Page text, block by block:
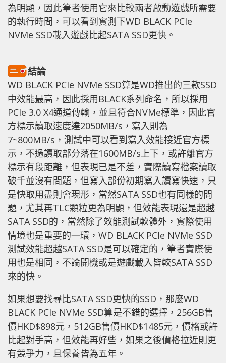
為明顯，因此筆者使用它來比較兩者啟動遊戲所需要
的執行時間，可以看到實測下WD BLACK PCIe
NVMe SSD載入遊戲比起SATA SSD更快。
結論
WD BLACK PCIe NVMe SSD算是WD推出的三款SSD
中效能最高，因此採用BLACK系列命名，所以採用
PCIe 3.0 X4通道傳輸，並且符合NVMe標準，因此官
方標示讀取速度達2050MB/s，寫入則為
7~800MB/s，測試中可以看到寫入效能接近官方標
示，不過讀取部分落在1600MB/s上下，或許離官方
標示有段距離，但表現已是不差，實際讀寫檔案讀取
破千並沒有問題，但寫入部份初期寫入讀寫快速，只
是快取用盡則會現形，當然SATA SSD也有同樣的問
題，尤其再TLC顆粒更為明顯，但效能表現還是超越
SATA SSD的，當然除了效能測試軟體外，實際使用
情境也是重要的一環，WD BLACK PCIe NVMe SSD
測試效能超越SATA SSD是可以確定的，筆者實際使
用也是相同，不論開機或是遊戲載入皆較SATA SSD
來的快。
如果想要找尋比SATA SSD更快的SSD，那麼WD
BLACK PCIe NVMe SSD算是不錯的選擇，256GB售
價HKD$898元，512GB售價HKD$1485元，價格或許
比起對手高，但效能再好些，如果之後價格拉近則更
有競爭力，且保養皆為五年。